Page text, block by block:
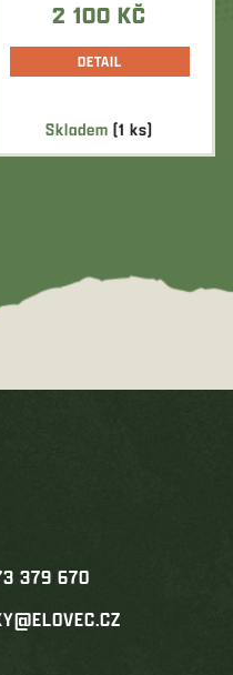
Skladem(1 ks)
2 100 KČ
DETAIL
379 670